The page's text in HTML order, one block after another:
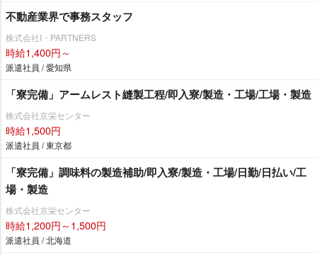
不動産業界で事務スタッフ
株式会社I・PARTNERS
時給1,400円～
派遣社員 / 愛知県
「寮完備」アームレスト縫製工程/即入寮/製造・工場/工場・製造
株式会社京栄センター
時給1,500円
派遣社員 / 東京都
「寮完備」調味料の製造補助/即入寮/製造・工場/日勤/日払い/工
場・製造
株式会社京栄センター
時給1,200円～1,500円
派遣社員 / 北海道